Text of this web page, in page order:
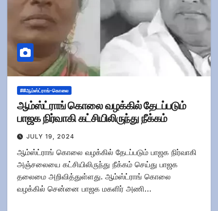
##ஆம்ஸ்ட்ராங்-கொலை
ஆம்ஸ்ட்ராங் கொலை வழக்கில் தேடப்படும்
பாஜக நிர்வாகி கட்சியிலிருந்து நீக்கம்
JULY 19, 2024
ஆம்ஸ்ட்ராங் கொலை வழக்கில் தேடப்படும் பாஜக நிர்வாகி
அஞ்சலையை கட்சியிலிருந்து நீக்கம் செய்து பாஜக
தலைமை அறிவித்துள்ளது. ஆம்ஸ்ட்ராங் கொலை
வழக்கில் சென்னை பாஜக மகளிர் அணி…